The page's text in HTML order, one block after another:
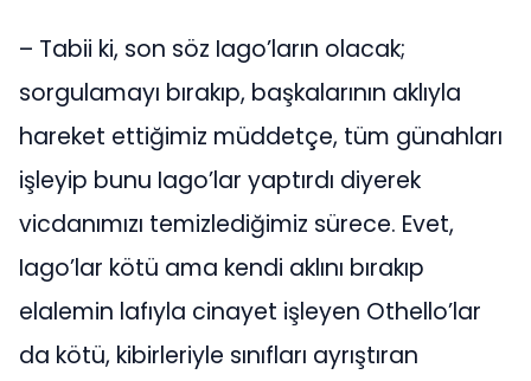
– Tabii ki, son söz Iago’ların olacak;
sorgulamayı bırakıp, başkalarının aklıyla
hareket ettiğimiz müddetçe, tüm günahları
işleyip bunu Iago’lar yaptırdı diyerek
vicdanımızı temizlediğimiz sürece. Evet,
Iago’lar kötü ama kendi aklını bırakıp
elalemin lafıyla cinayet işleyen Othello’lar
da kötü, kibirleriyle sınıfları ayrıştıran